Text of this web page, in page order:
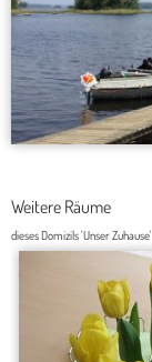
Weitere Räume
dieses Domizils 'Unser Zuhause'